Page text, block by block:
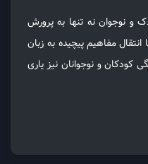
و نوجوان نه تنها به پرورش
مفاهیم پیچیده به زبان
و نوجوانان نیز یاری